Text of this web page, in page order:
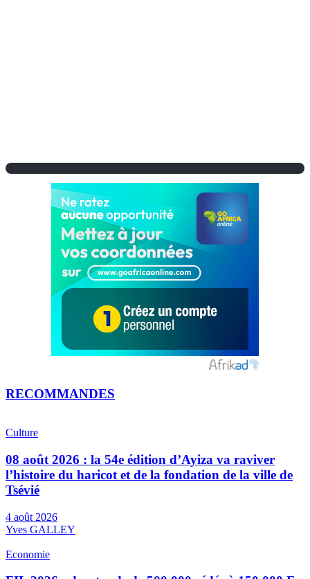
RECOMMANDES
Culture
08 août 2026 : la 54e édition d’Ayiza va raviver
l’histoire du haricot et de la fondation de la ville de
Tsévié
4 août 2026
Yves GALLEY
Economie